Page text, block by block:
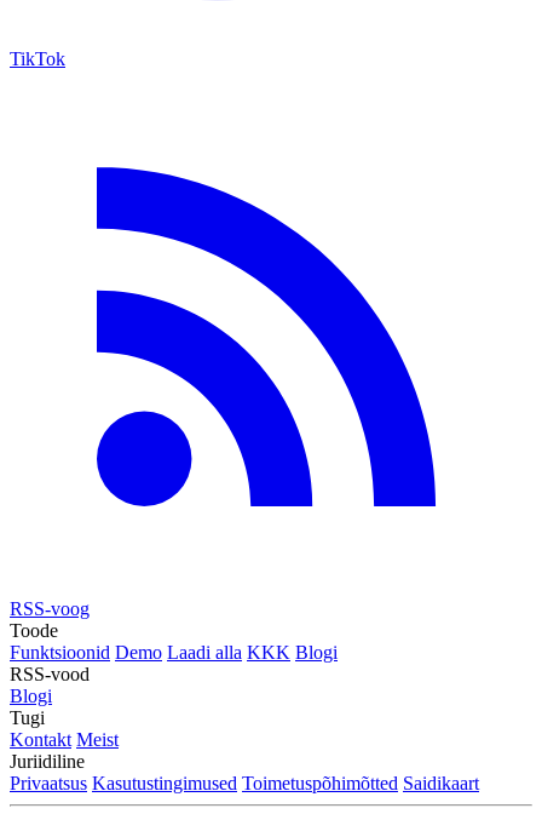
TikTok
RSS-voog
Toode
Funktsioonid Demo Laadi alla KKK Blogi
RSS-vood
Blogi
Tugi
Kontakt Meist
Juriidiline
Privaatsus Kasutustingimused Toimetuspõhimõtted Saidikaart